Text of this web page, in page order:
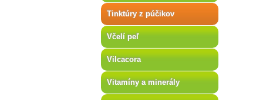
Tinktúry z púčikov
Včelí peľ
Vilcacora
Vitamíny a minerály